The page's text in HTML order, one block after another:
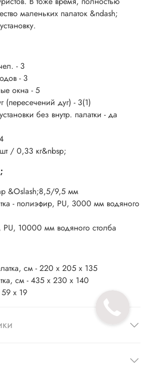
маленьких палаток &ndash;
- 3
- 3
окнa - 5
(пересечений дуг) - 3(1)
без внутр. палатки - да
/ 0,33 кг&nbsp;
&Oslash;8,5/9,5 мм
- полиэфир, PU, 3000 мм водяного
10000 мм водяного столба
см - 220 x 205 х 135
см - 435 x 230 х 140
59 x 19